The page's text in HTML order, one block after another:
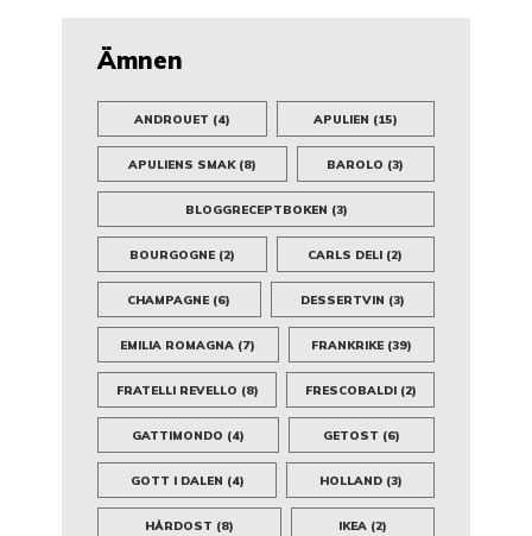
Ämnen
ANDROUET (4) APULIEN (15)
APULIENS SMAK(8) BAROLO (3)
BLOGGRECEPTBOKEN (3)
BOURGOGNE(2) CARLS DELI (2)
CHAMPAGNE (6) DESSERTVIN (3)
EMILIA ROMAGNA (7) FRANKRIKE(39)
FRATELLI REVELLO (8) FRESCOBALDI(2)
GATTIMONDO (4) GETOST (6)
GOTT I DALEN (4) HOLLAND(3)
HÅRDOST (8) IKEA (2)